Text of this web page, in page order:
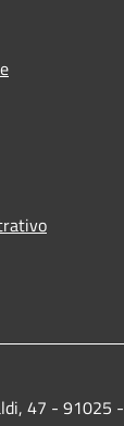
47 - 91025 -